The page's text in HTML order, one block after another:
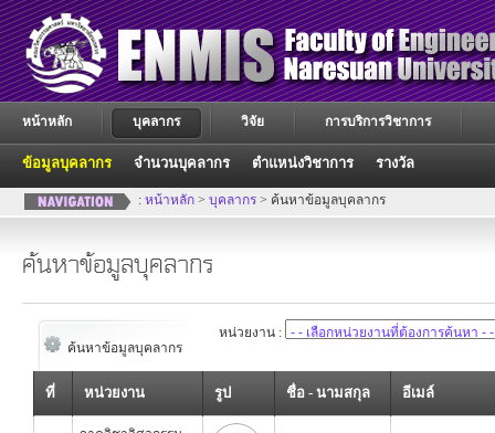
หน้าหลัก บุคลากร
ข้อมูลบุคลากร จำนวนบุคลากร ตำแหน่งวิชาการ รางวัล
วิจัย การบริการวิชาการ
: หน้าหลัก > บุคลากร > ค้นหาข้อมูลบุคลากร
ค้นหาข้อมูลบุคลากร
ค้นหาข้อมูลบุคลากร
หน่วยงาน :
ที่ หน่วยงาน รูป ชื่อ - นามสกุล อีเมล์